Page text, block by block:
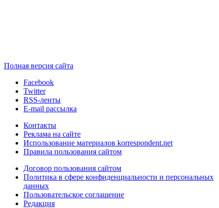
Полная версия сайта
Facebook
Twitter
RSS-ленты
E-mail рассылка
Контакты
Реклама на сайте
Использование материалов korrespondent.net
Правила пользования сайтом
Договор пользования сайтом
Политика в сфере конфиденциальности и персональных
данных
Пользовательское соглашение
Редакция